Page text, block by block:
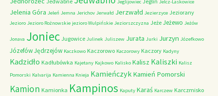
Jeglijowiec Jelcz-Laskowice
Jelenia Góra Jeleń Jemna Jerichov Jerwałd Jerzwałd Jezierzyce Jeziorany
Jezioro Jezioro Rożnowskie jezioro Wulpińskie Jeziorszczyzna Jeże Jeżewo Jeżów
Jonava Joniec Jugowice Julinek Juliszew Jurata Jurki Jurzyn Józefkowo
JózefówJędrzejów Kaczkowo Kaczorowo Kaczorowy Kaczory Kadyny
Kadzidło Kadłubówka Kajetany Kajkowo Kalisko Kalisz Kaliszki Kalisz
Pomorski Kalvarija Kamienna Knieja Kamieńczyk Kamień Pomorski
Kamion Kamionka Kampinos Kaputy Karaś Karczew Karczmisko